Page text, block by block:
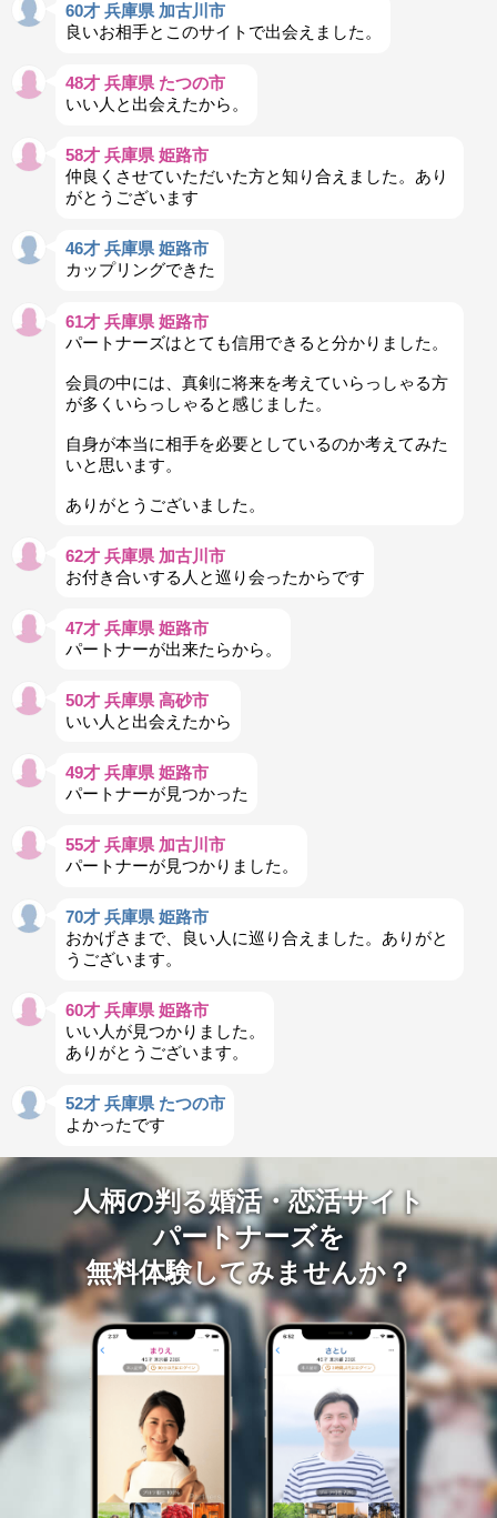
60才 兵庫県 加古川市
良いお相手とこのサイトで出会えました。
48才 兵庫県 たつの市
いい人と出会えたから。
58才 兵庫県 姫路市
仲良くさせていただいた方と知り合えました。あり
がとうございます
46才 兵庫県 姫路市
カップリングできた
61才 兵庫県 姫路市
パートナーズはとても信用できると分かりました。
会員の中には、真剣に将来を考えていらっしゃる方
が多くいらっしゃると感じました。
自身が本当に相手を必要としているのか考えてみた
いと思います。
ありがとうございました。
62才 兵庫県 加古川市
お付き合いする人と巡り会ったからです
47才 兵庫県 姫路市
パートナーが出来たらから。
50才 兵庫県 高砂市
いい人と出会えたから
49才 兵庫県 姫路市
パートナーが見つかった
55才 兵庫県 加古川市
パートナーが見つかりました。
70才 兵庫県 姫路市
おかげさまで、良い人に巡り合えました。ありがと
うございます。
60才 兵庫県 姫路市
いい人が見つかりました。
ありがとうございます。
52才 兵庫県 たつの市
よかったです
人柄の判る婚活・恋活サイト
パートナーズを
無料体験してみませんか？